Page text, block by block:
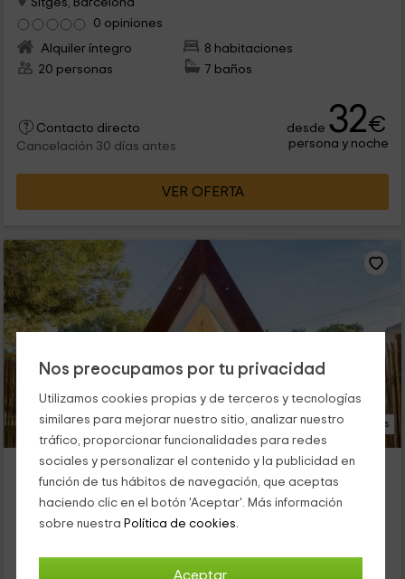
Nos preocupamos por tu privacidad
Utilizamos cookies propias y de terceros y tecnologías
similares para mejorar nuestro sitio, analizar nuestro
tráfico, proporcionar funcionalidades para redes
sociales y personalizar el contenido y la publicidad en
función de tus hábitos de navegación, que aceptas
haciendo clic en el botón 'Aceptar'. Más información
sobre nuestra Política de cookies.
Aceptar
0 opiniones
Alquiler íntegro
8 habitaciones
20 personas
7 baños
Contacto directo
Cancelación 30 días antes
desde 32€
persona y noche
VER OFERTA
25 Fotos
Camping El Garrofer
Alojamiento ubicado a 4.8km de Vilanova I La Geltru
Sitges, Barcelona
0 opiniones
Alquiler íntegro
18 habitaciones